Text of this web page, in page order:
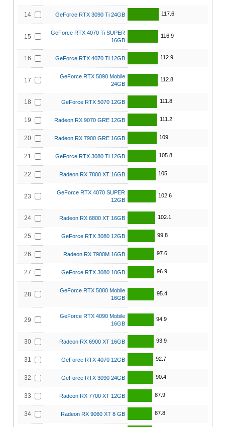
14 GeForce RTX 3090 Ti 24GB 117.6
15
GeForce RTX 4070 Ti SUPER
16GB
116.9
16 GeForce RTX 4070 Ti 12GB 112.9
17
GeForce RTX 5090 Mobile
24GB
112.8
18 GeForce RTX 5070 12GB 111.8
19 Radeon RX 9070 GRE 12GB 111.2
20 Radeon RX 7900 GRE 16GB 109
21 GeForce RTX 3080 Ti 12GB 105.8
22 Radeon RX 7800 XT 16GB 105
23
GeForce RTX 4070 SUPER
12GB
102.6
24 Radeon RX 6800 XT 16GB 102.1
25 GeForce RTX 3080 12GB 99.8
26 Radeon RX 7900M 16GB 97.6
27 GeForce RTX 3080 10GB 96.9
28
GeForce RTX 5080 Mobile
16GB
95.4
29
GeForce RTX 4090 Mobile
16GB
94.9
30 Radeon RX 6900 XT 16GB 93.9
31 GeForce RTX 4070 12GB 92.7
32 GeForce RTX 3090 24GB 90.4
33 Radeon RX 7700 XT 12GB 87.9
34 Radeon RX 9060 XT 8 GB 87.8